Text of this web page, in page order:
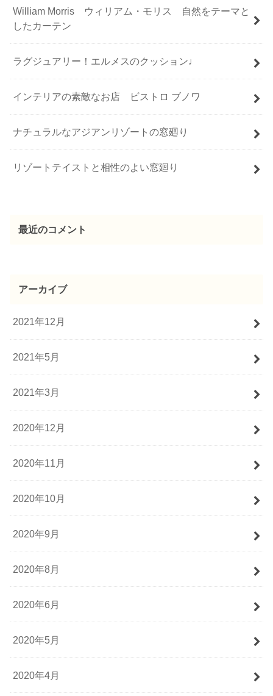
William Morris ウィリアム・モリス 自然をテーマと
したカーテン
ラグジュアリー！エルメスのクッション♩
インテリアの素敵なお店 ビストロ ブノワ
ナチュラルなアジアンリゾートの窓廻り
リゾートテイストと相性のよい窓廻り
最近のコメント
アーカイブ
2021年12月
2021年5月
2021年3月
2020年12月
2020年11月
2020年10月
2020年9月
2020年8月
2020年6月
2020年5月
2020年4月